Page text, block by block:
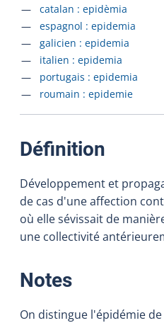
Accéder à la fiche en
catalan : epidèmia
Accéder à la fiche en
espagnol : epidemia
Accéder à la fiche en
galicien : epidemia
Accéder à la fiche en
italien : epidemia
Accéder à la fiche en
portugais : epidemia
Accéder à la fiche en
roumain : epidemie
Définition
Développement et
de cas d'une affection
où elle sévissait de
une collectivité
Notes:
On distingue l'épidémie de